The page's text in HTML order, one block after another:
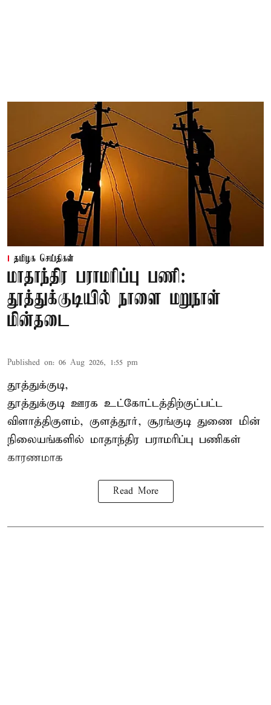
தமிழக செய்திகள்
மாதாந்திர பராமரிப்பு பணி:
தூத்துக்குடியில் நாளை மறுநாள்
மின்தடை
Published on: 06 Aug 2026, 1:55 pm
தூத்துக்குடி,
தூத்துக்குடி ஊரக உட்கோட்டத்திற்குட்பட்ட
விளாத்திகுளம், குளத்தூர், சூரங்குடி துணை மின்
நிலையங்களில் மாதாந்திர பராமரிப்பு பணிகள்
காரணமாக
Read More